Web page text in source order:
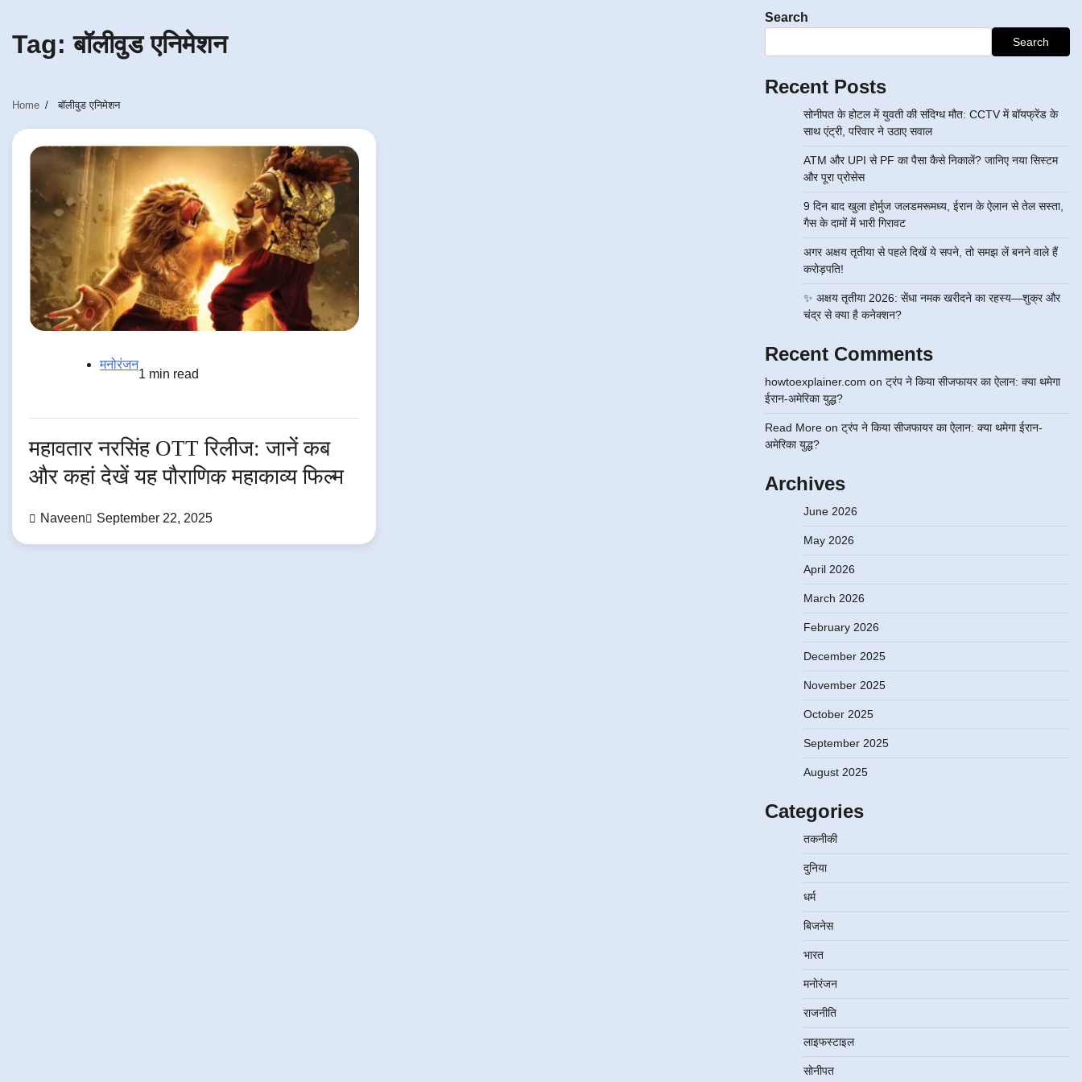
Tag:बॉलीवुड एनिमेशन
Home बॉलीवुड एनिमेशन
मनोरंजन
1 min read
महावतार नरसिंह OTT रिलीज: जानें कब
और कहां देखें यह पौराणिक महाकाव्य फिल्म
Naveen September 22, 2025
Search
Search
Recent Posts
सोनीपत के होटल में युवती की संदिग्ध मौत: CCTV में बॉयफ्रेंड के
साथ एंट्री, परिवार ने उठाए सवाल
ATM और UPI से PF का पैसा कैसे निकालें? जानिए नया सिस्टम
और पूरा प्रोसेस
9 दिन बाद खुला होर्मुज जलडमरूमध्य, ईरान के ऐलान से तेल सस्ता,
गैस के दामों में भारी गिरावट
अगर अक्षय तृतीया से पहले दिखें ये सपने, तो समझ लें बनने वाले हैं
करोड़पति!
✨ अक्षय तृतीया 2026: सेंधा नमक खरीदने का रहस्य—शुक्र और
चंद्र से क्या है कनेक्शन?
Recent Comments
howtoexplainer.com on ट्रंप ने किया सीजफायर का ऐलान: क्या थमेगा
ईरान-अमेरिका युद्ध?
Read Moreon ट्रंप ने किया सीजफायर का ऐलान: क्या थमेगा ईरान-
अमेरिका युद्ध?
Archives
June 2026
May 2026
April 2026
March 2026
February 2026
December 2025
November 2025
October 2025
September 2025
August 2025
Categories
तकनीकी
दुनिया
धर्म
बिजनेस
भारत
मनोरंजन
राजनीति
लाइफस्टाइल
सोनीपत